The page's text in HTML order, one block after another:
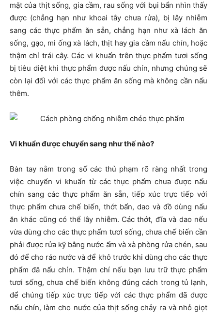
mặt của thịt sống, gia cầm, rau sống với bụi bẩn nhìn thấy
được (chẳng hạn như khoai tây chưa rửa), bị lây nhiễm
sang các thực phẩm ăn sẵn, chẳng hạn như xà lách ăn
sống, gạo, mì ống xà lách, thịt hay gia cầm nấu chín, hoặc
thậm chí trái cây. Các vi khuẩn trên thực phẩm tươi sống
bị tiêu diệt khi thực phẩm được nấu chín, nhưng chúng sẽ
còn lại đối với các thực phẩm ăn sống mà không cần nấu
thêm.
Vi khuẩn được chuyển sang như thế nào?
Bàn tay nằm trong số các thủ phạm rõ ràng nhất trong
việc chuyển vi khuẩn từ các thực phẩm chưa được nấu
chín sang các thực phẩm ăn sẵn, tiếp xúc trực tiếp với
thực phẩm chưa chế biến, thớt bẩn, dao và đồ dùng nấu
ăn khác cũng có thể lây nhiễm. Các thớt, đĩa và dao nếu
vừa dùng cho các thực phẩm tươi sống, chưa chế biến cần
phải được rửa kỹ bằng nước ấm và xà phòng rửa chén, sau
đó để cho ráo nước và để khô trước khi dùng cho các thực
phẩm đã nấu chín. Thậm chí nếu bạn lưu trữ thực phẩm
tươi sống, chưa chế biến không đúng cách trong tủ lạnh,
để chúng tiếp xúc trực tiếp với các thực phẩm đã được
nấu chín, làm cho nước của thịt sống chảy ra và nhỏ giọt